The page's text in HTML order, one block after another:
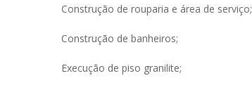
Construção de rouparia e área de serviço;
Construção de banheiros;
Execução de piso granilite;